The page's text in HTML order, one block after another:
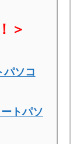
＞
ソコ
トパソ